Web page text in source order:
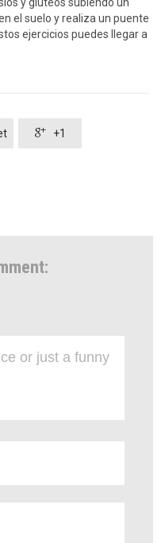
el suelo y realiza un puente
ejercicios puedes llegar a
 +1